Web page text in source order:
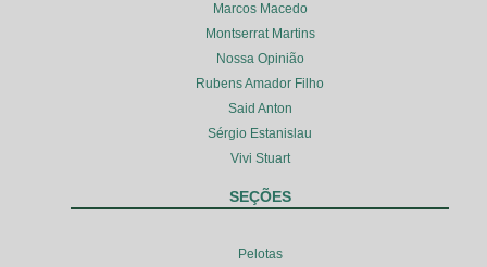
Marcos Macedo
Montserrat Martins
Nossa Opinião
Rubens Amador Filho
Said Anton
Sérgio Estanislau
Vivi Stuart
SEÇÕES
Pelotas